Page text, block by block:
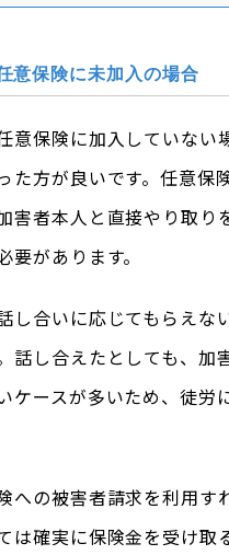
意保険に未加入の場合
意保険に加入していない
た方が良いです。任意保
害者本人と直接やり取り
要があります。
し合いに応じてもらえな
話し合えたとしても、加
ケースが多いため、徒労
への被害者請求を利用す
は確実に保険金を受け取